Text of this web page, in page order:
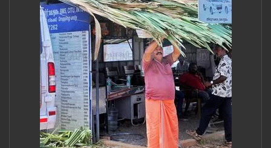
CASE DIARY
CINEMA
OPINION
PHOTOS